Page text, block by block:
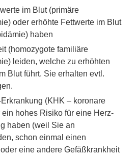
im Blut (primäre
oder erhöhte Fettwerte im Blut
haben
(homozygote familiäre
leiden, welche zu erhöhten
Blut führt. Sie erhalten evtl.
(KHK – koronare
hohes Risiko für eine Herz-
haben (weil Sie an
schon einmal einen
eine andere Gefäßkrankheit